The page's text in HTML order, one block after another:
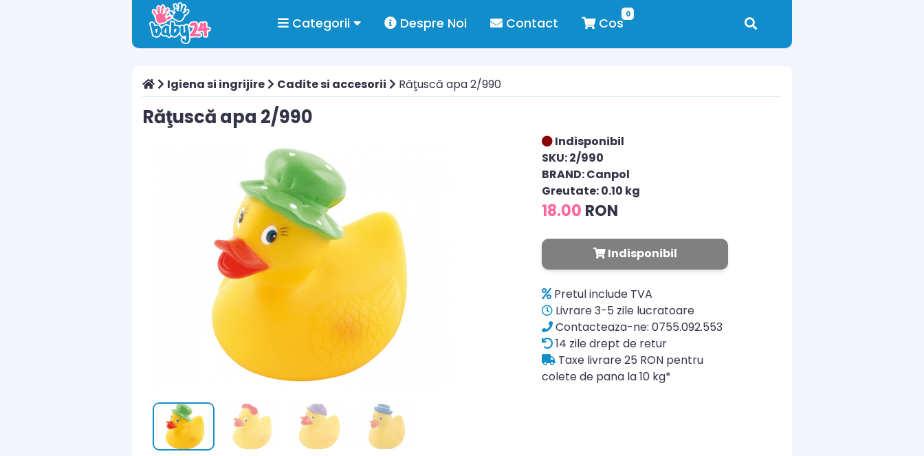
Categorii Despre Noi Contact
0
Cos
Igiena si ingrijire Cadite si accesorii Răţuscă apa 2/990
Răţuscă apa 2/990
Indisponibil
SKU: 2/990
BRAND: Canpol
Greutate: 0.10 kg
18.00 RON
Indisponibil
Pretul include TVA
Livrare 3-5 zile lucratoare
Contacteaza-ne: 0755.092.553
14 zile drept de retur
Taxe livrare 25 RON pentru
colete de pana la 10 kg*